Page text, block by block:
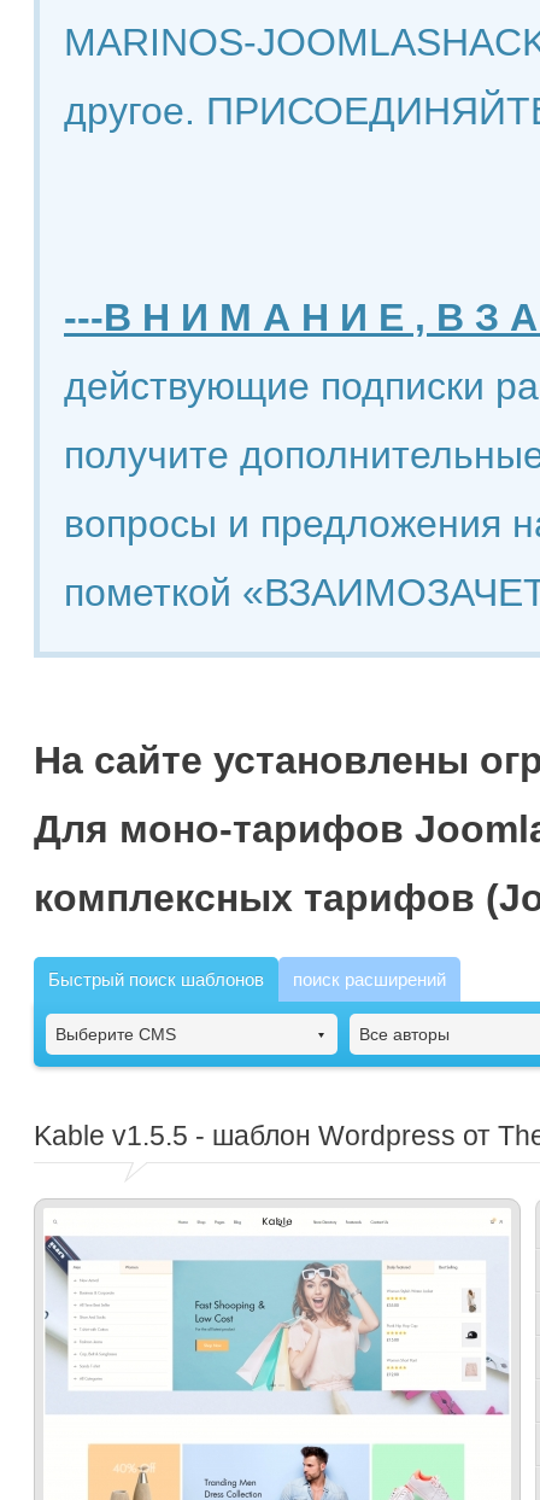
MARINOS-
другое.
---В Н И М А Н И Е , В З
действующие подписки
получите
вопросы и предложения
пометкой
На сайте установлены
Для моно-тарифов
комплексных тарифов
Быстрый поиск шаблонов поиск расширений
Выберите CMS Все авторы
Kable v1.5.5 - шаблон Wordpress от